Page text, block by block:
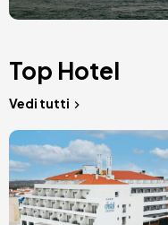
Top Hotel
Vedi tutti
Immagine